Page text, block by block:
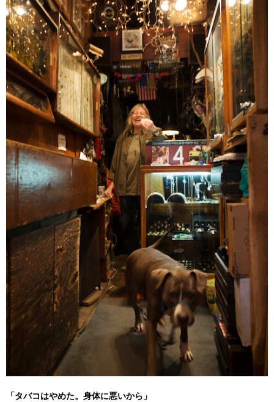
「タバコはやめた。身体に悪いから」